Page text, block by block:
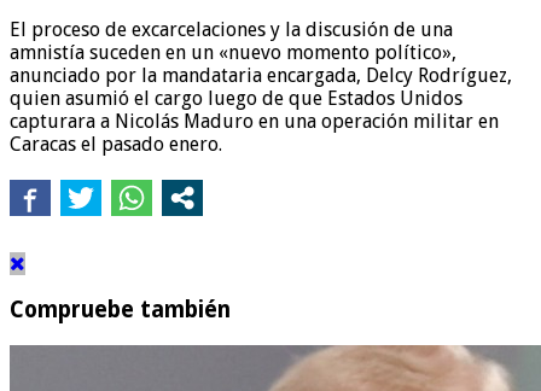
El proceso de excarcelaciones y la discusión de una
amnistía suceden en un «nuevo momento político»,
anunciado por la mandataria encargada, Delcy Rodríguez,
quien asumió el cargo luego de que Estados Unidos
capturara a Nicolás Maduro en una operación militar en
Caracas el pasado enero.
Compruebe también